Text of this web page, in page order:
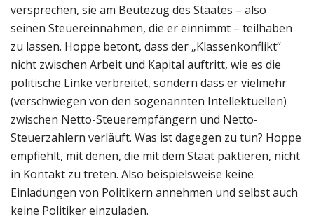
versprechen, sie am Beutezug des Staates – also
seinen Steuereinnahmen, die er einnimmt – teilhaben
zu lassen. Hoppe betont, dass der „Klassenkonflikt“
nicht zwischen Arbeit und Kapital auftritt, wie es die
politische Linke verbreitet, sondern dass er vielmehr
(verschwiegen von den sogenannten Intellektuellen)
zwischen Netto-Steuerempfängern und Netto-
Steuerzahlern verläuft. Was ist dagegen zu tun? Hoppe
empfiehlt, mit denen, die mit dem Staat paktieren, nicht
in Kontakt zu treten. Also beispielsweise keine
Einladungen von Politikern annehmen und selbst auch
keine Politiker einzuladen.